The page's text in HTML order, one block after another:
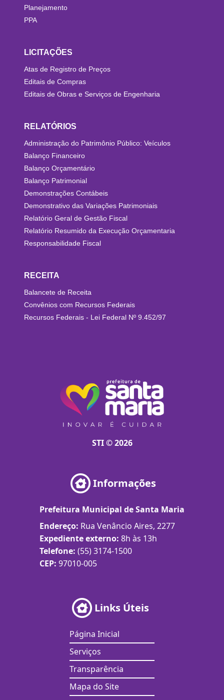
Planejamento
PPA
LICITAÇÕES
Atas de Registro de Preços
Editais de Compras
Editais de Obras e Serviços de Engenharia
RELATÓRIOS
Administração do Patrimônio Público: Veículos
Balanço Financeiro
Balanço Orçamentário
Balanço Patrimonial
Demonstrações Contábeis
Demonstrativo das Variações Patrimoniais
Relatório Geral de Gestão Fiscal
Relatório Resumido da Execução Orçamentaria
Responsabilidade Fiscal
RECEITA
Balancete de Receita
Convênios com Recursos Federais
Recursos Federais - Lei Federal Nº 9.452/97
STI © 2026
Informações
Prefeitura Municipal de Santa Maria
Endereço: Rua Venâncio Aires, 2277
Expediente externo: 8h às 13h
Telefone: (55) 3174-1500
CEP: 97010-005
Links Úteis
Página Inicial
Serviços
Transparência
Mapa do Site